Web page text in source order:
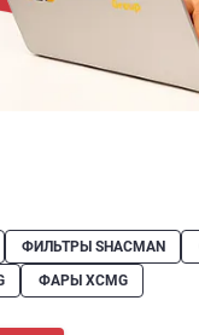
ФИЛЬТРЫ SHACMAN
ФАРЫ XCMG